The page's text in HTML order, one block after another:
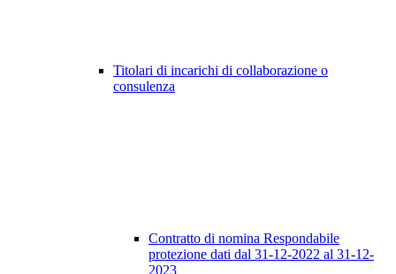
Titolari di incarichi di collaborazione o
consulenza
Contratto di nomina Respondabile
protezione dati dal 31-12-2022 al 31-12-
2023